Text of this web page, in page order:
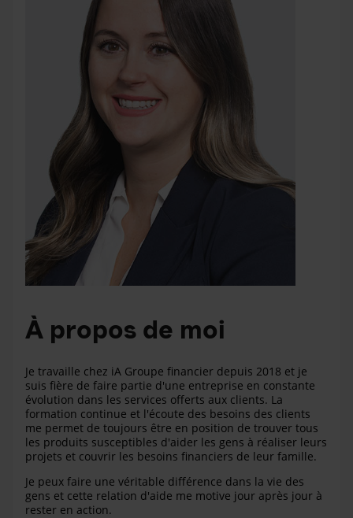
À propos de moi
Je travaille chez iA Groupe financier depuis 2018 et je
suis fière de faire partie d'une entreprise en constante
évolution dans les services offerts aux clients. La
formation continue et l'écoute des besoins des clients
me permet de toujours être en position de trouver tous
les produits susceptibles d'aider les gens à réaliser leurs
projets et couvrir les besoins financiers de leur famille.
Je peux faire une véritable différence dans la vie des
gens et cette relation d'aide me motive jour après jour à
rester en action.